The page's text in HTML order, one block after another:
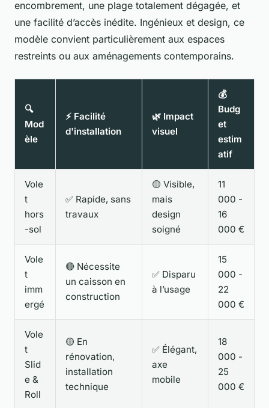
encombrement, une plage totalement dégagée, et
une facilité d’accès inédite. Ingénieux et design, ce
modèle convient particulièrement aux espaces
restreints ou aux aménagements contemporains.
🔍
Mod
èle
⚡ Facilité
d'installation
🌿 Impact
visuel
💰
Budg
et
estim
atif
Vole
t
hors
-sol
✅ Rapide, sans
travaux
🟡 Visible,
mais
design
soigné
11
000 -
16
000 €
Vole
t
imm
ergé
🔴 Nécessite
un caisson en
construction
✅ Disparu
à l’usage
15
000 -
22
000 €
Vole
t
Slid
e &
Roll
🟡 En
rénovation,
installation
technique
✅ Élégant,
axe
mobile
18
000 -
25
000 €